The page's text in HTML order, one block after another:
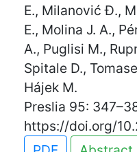
E., Milanović Đ.,
E., Molina J. A.,
A., Puglisi M.,
Spitale D.,
Hájek M.
Preslia 95:
https://doi.org/